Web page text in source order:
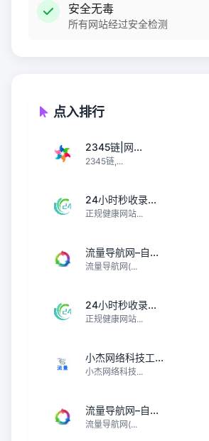
安全无毒
所有网站经过安全检测
点入排行
2345链|网...
2345链,...
24小时秒收录...
正规健康网站...
流量导航网–自...
流量导航网(...
24小时秒收录...
正规健康网站...
小杰网络科技工...
小杰网络科技...
流量导航网–自...
流量导航网(...